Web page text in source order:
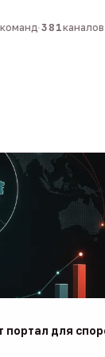
·381каналов в
портал для